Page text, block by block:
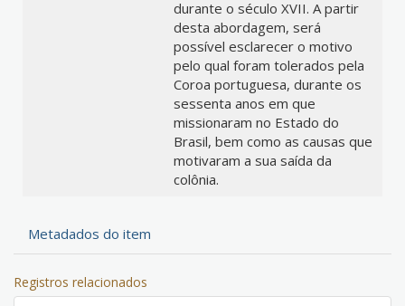
durante o século XVII. A partir
desta abordagem, será
possível esclarecer o motivo
pelo qual foram tolerados pela
Coroa portuguesa, durante os
sessenta anos em que
missionaram no Estado do
Brasil, bem como as causas que
motivaram a sua saída da
colônia.
Metadados do item
Registros relacionados